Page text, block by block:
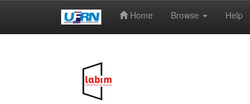
Home Browse Help